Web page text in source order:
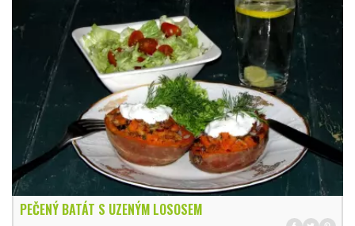
PEČENÝ BATÁT S UZENÝM LOSOSEM